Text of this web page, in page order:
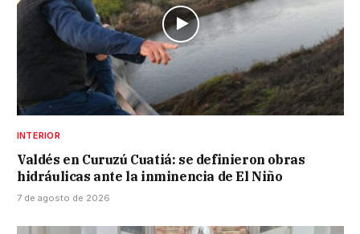
INTERIOR
Valdés en Curuzú Cuatiá: se definieron obras
hidráulicas ante la inminencia de El Niño
7 de agosto de 2026